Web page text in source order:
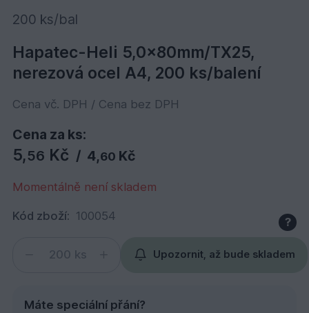
200 ks/bal
Hapatec-Heli 5,0x80mm/TX25,
nerezová ocel A4, 200 ks/balení
Cena vč. DPH / Cena bez DPH
Cena za ks:
5,56 Kč / 4,60 Kč
Momentálně není skladem
Kód zboží: 100054 ?
ks Upozornit, až bude skladem
Máte speciální přání?